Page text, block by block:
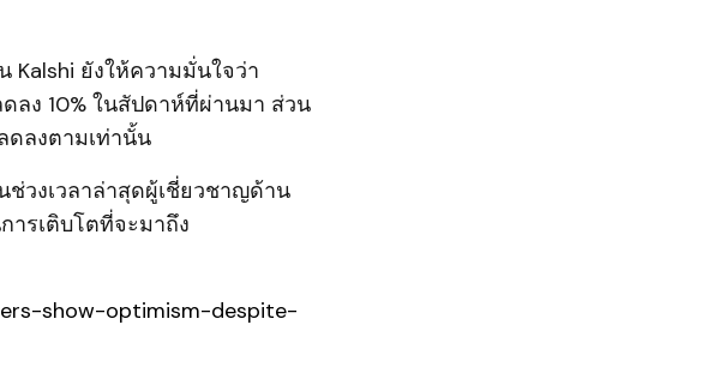
ยังให้ความมั่นใจว่า
ลง 10% ในสัปดาห์ที่ผ่านมา ส่วน
ดลงตามเท่านั้น
วงเวลาล่าสุดผู้เชี่ยวชาญด้าน
ารเติบโตที่จะมาถึง
show-optimism-despite-